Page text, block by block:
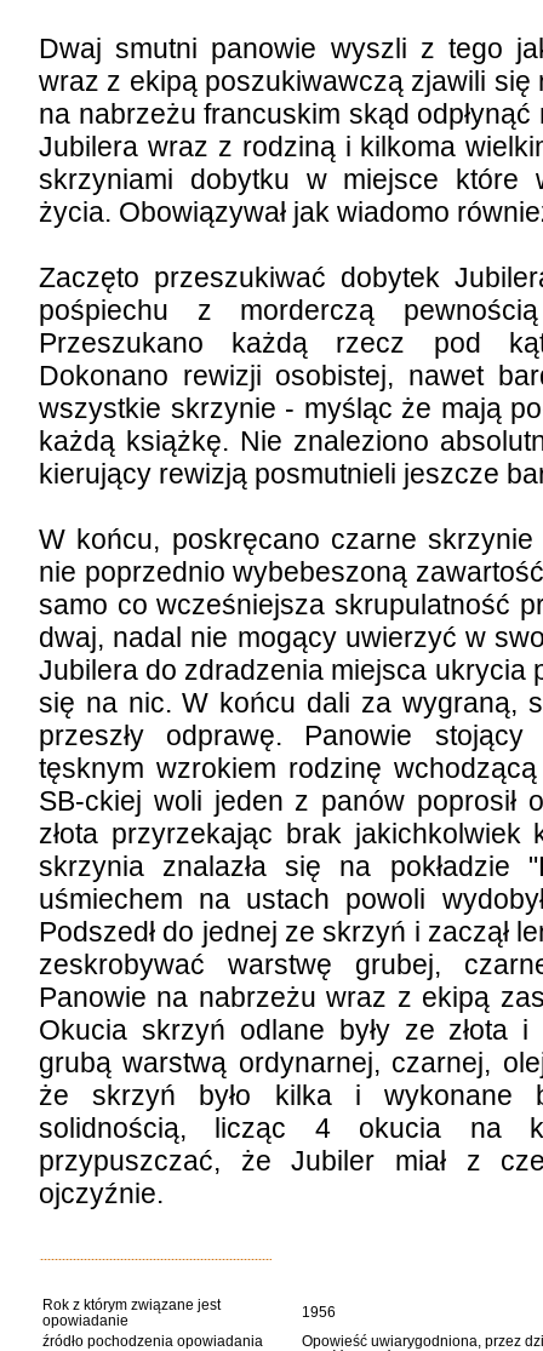
Dwaj smutni panowie wyszli z tego
wraz z ekipą poszukiwawczą zjawili
na nabrzeżu francuskim skąd odpłynąć
Jubilera wraz z rodziną i kilkoma
skrzyniami dobytku w miejsce które
życia. Obowiązywał jak wiadomo
Zaczęto przeszukiwać dobytek
pośpiechu z morderczą
Przeszukano każdą rzecz pod
Dokonano rewizji osobistej, nawet
wszystkie skrzynie - myśląc że mają
każdą książkę. Nie znaleziono
kierujący rewizją posmutnieli jeszcze
W końcu, poskręcano czarne
nie poprzednio wybebeszoną
samo co wcześniejsza skrupulatność
dwaj, nadal nie mogący uwierzyć w
Jubilera do zdradzenia miejsca ukrycia
się na nic. W końcu dali za wygraną,
przeszły odprawę. Panowie
tęsknym wzrokiem rodzinę
SB-ckiej woli jeden z panów poprosił
złota przyrzekając brak jakichkolwiek
skrzynia znalazła się na pokładzie
uśmiechem na ustach powoli
Podszedł do jednej ze skrzyń i zaczął
zeskrobywać warstwę grubej,
Panowie na nabrzeżu wraz z ekipą
Okucia skrzyń odlane były ze złota
grubą warstwą ordynarnej, czarnej,
że skrzyń było kilka i wykonane
solidnością, licząc 4 okucia na
przypuszczać, że Jubiler miał z
ojczyźnie.
Rok z którym związane jest
opowiadanie
1956
źródło pochodzenia opowiadania
Opowieść uwiarygodniona, przez